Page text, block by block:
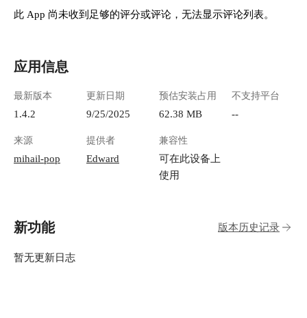
此 App 尚未收到足够的评分或评论，无法显示评论列表。
应用信息
最新版本
1.4.2
更新日期
9/25/2025
预估安装占用
62.38 MB
不支持平台
--
来源
mihail-pop
提供者
Edward
兼容性
可在此设备上
使用
新功能 版本历史记录
暂无更新日志